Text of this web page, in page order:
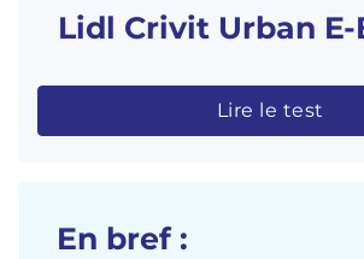
Lidl Crivit Urban E-
Lire le test
En bref :